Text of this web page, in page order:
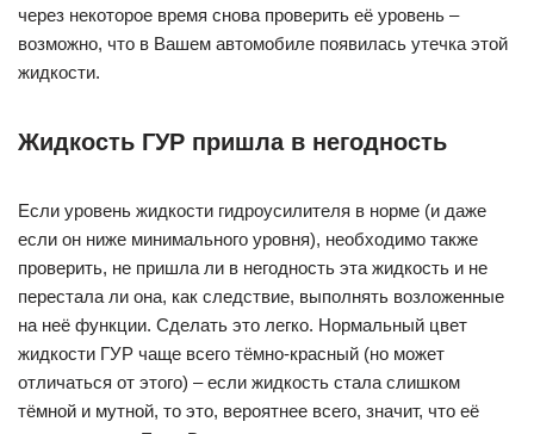
через некоторое время снова проверить её уровень –
возможно, что в Вашем автомобиле появилась утечка этой
жидкости.
Жидкость ГУР пришла в негодность
Если уровень жидкости гидроусилителя в норме (и даже
если он ниже минимального уровня), необходимо также
проверить, не пришла ли в негодность эта жидкость и не
перестала ли она, как следствие, выполнять возложенные
на неё функции. Сделать это легко. Нормальный цвет
жидкости ГУР чаще всего тёмно-красный (но может
отличаться от этого) – если жидкость стала слишком
тёмной и мутной, то это, вероятнее всего, значит, что её